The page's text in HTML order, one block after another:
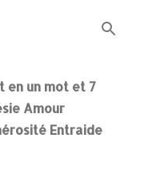
en un mot et 7
Amour
Entraide